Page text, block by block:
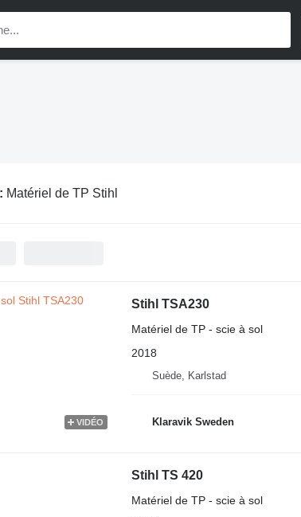
Matériel de TP Stihl
VIDÉO
Stihl TSA230
Matériel de TP - scie à sol
2018
Suède, Karlstad
Klaravik Sweden
Stihl TS 420
Matériel de TP - scie à sol